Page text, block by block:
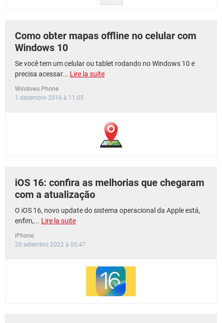
Como obter mapas offline no celular com
Windows 10
Se você tem um celular ou tablet rodando no Windows 10 e
precisa acessar... Lire la suite
Windows Phone
1 dezembro 2016 à 11:05
iOS 16: confira as melhorias que chegaram
com a atualização
O iOS 16, novo update do sistema operacional da Apple está,
enfim,... Lire la suite
iPhone
20 setembro 2022 à 05:47